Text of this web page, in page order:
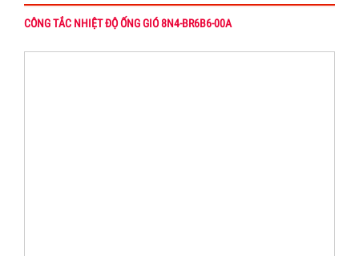
CÔNG TẮC NHIỆT ĐỘ ỐNG GIÓ 8N4-BR6B6-00A